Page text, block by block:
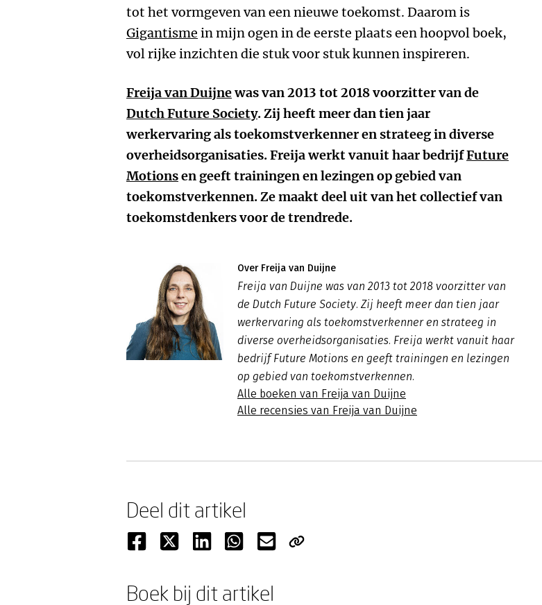
tot het vormgeven van een nieuwe toekomst. Daarom is
Gigantisme in mijn ogen in de eerste plaats een hoopvol boek,
vol rijke inzichten die stuk voor stuk kunnen inspireren.
Freija van Duijnewas van 2013 tot 2018 voorzitter van de
Dutch Future Society. Zij heeft meer dan tien jaar
werkervaring als toekomstverkenner en strateeg in diverse
overheidsorganisaties. Freija werkt vanuit haar bedrijfFuture
Motionsen geeft trainingen en lezingen op gebied van
toekomstverkennen. Ze maakt deel uit van het collectief van
toekomstdenkers voor de trendrede.
Over Freija van Duijne
Freija van Duijne was van 2013 tot 2018 voorzitter van
de Dutch Future Society. Zij heeft meer dan tien jaar
werkervaring als toekomstverkenner en strateeg in
diverse overheidsorganisaties. Freija werkt vanuit haar
bedrijf Future Motions en geeft trainingen en lezingen
op gebied van toekomstverkennen.
Alle boeken van Freija van Duijne
Alle recensies van Freija van Duijne
Deel dit artikel
Boek bij dit artikel